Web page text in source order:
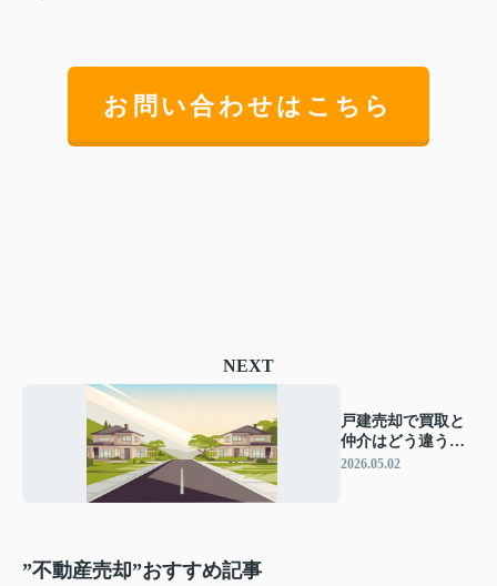
お問い合わせはこちら
NEXT
戸建売却で買取と
仲介はどう違う？
自分に合う売却方
2026.05.02
”不動産売却”おすすめ記事